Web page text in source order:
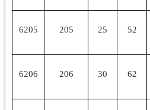
6205 205 25 52
6206 206 30 62